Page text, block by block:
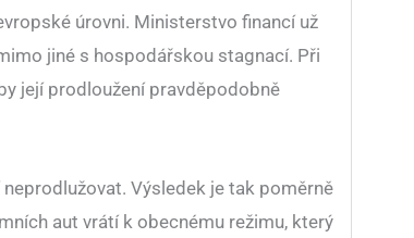
úrovni. Ministerstvo financí už
jiné s hospodářskou stagnací. Při
její prodloužení pravděpodobně
Výsledek je tak poměrně
aut vrátí k obecnému režimu, který